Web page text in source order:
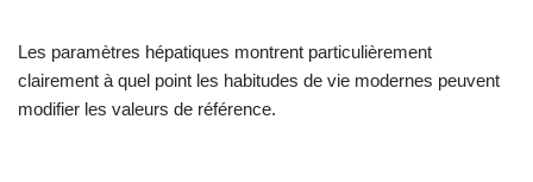
Les paramètres hépatiques montrent particulièrement
clairement à quel point les habitudes de vie modernes peuvent
modifier les valeurs de référence.